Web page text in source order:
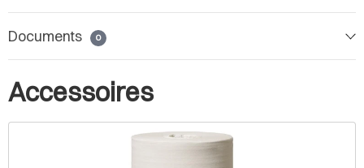
Documents 0
Accessoires